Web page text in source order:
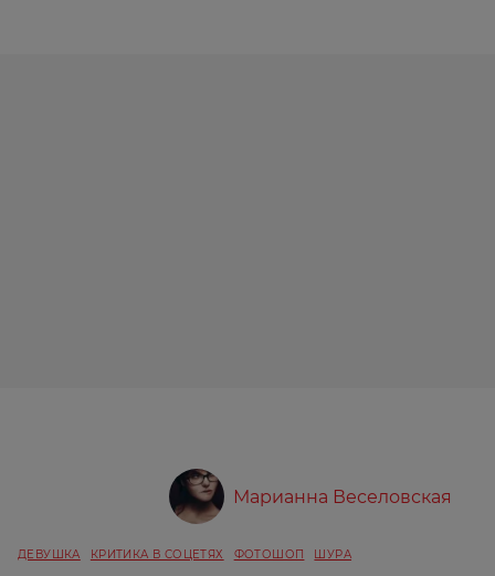
Марианна Веселовская
ДЕВУШКА КРИТИКА В СОЦЕТЯХ ФОТОШОП ШУРА